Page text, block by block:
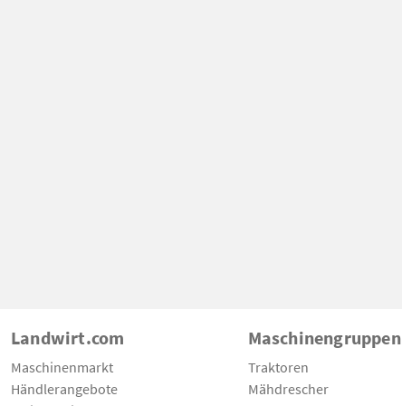
Landwirt.com
Maschinenmarkt
Händlerangebote
Maschinengruppen
Traktoren
Mähdrescher